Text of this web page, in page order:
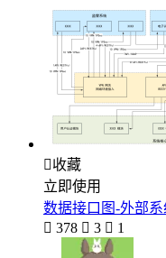
收藏
立即使用
数据接口图-外部
 378  3  1